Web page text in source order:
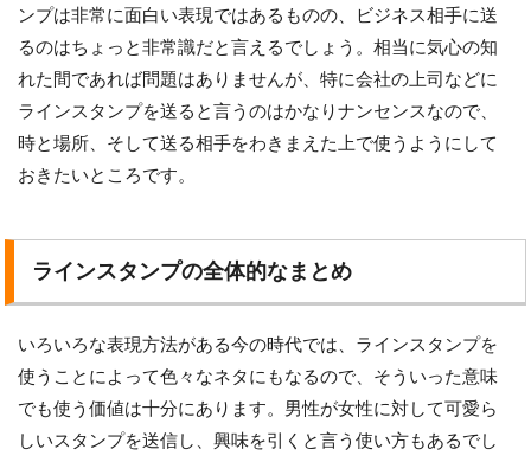
ンプは非常に面白い表現ではあるものの、ビジネス相手に送
るのはちょっと非常識だと言えるでしょう。相当に気心の知
れた間であれば問題はありませんが、特に会社の上司などに
ラインスタンプを送ると言うのはかなりナンセンスなので、
時と場所、そして送る相手をわきまえた上で使うようにして
おきたいところです。
ラインスタンプの全体的なまとめ
いろいろな表現方法がある今の時代では、ラインスタンプを
使うことによって色々なネタにもなるので、そういった意味
でも使う価値は十分にあります。男性が女性に対して可愛ら
しいスタンプを送信し、興味を引くと言う使い方もあるでし